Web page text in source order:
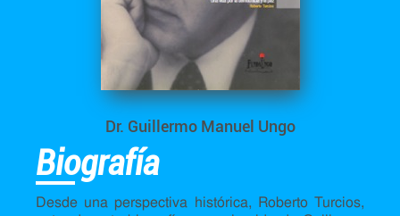
Dr. Guillermo Manuel Ungo
Biografía
Desde una perspectiva histórica, Roberto Turcios,